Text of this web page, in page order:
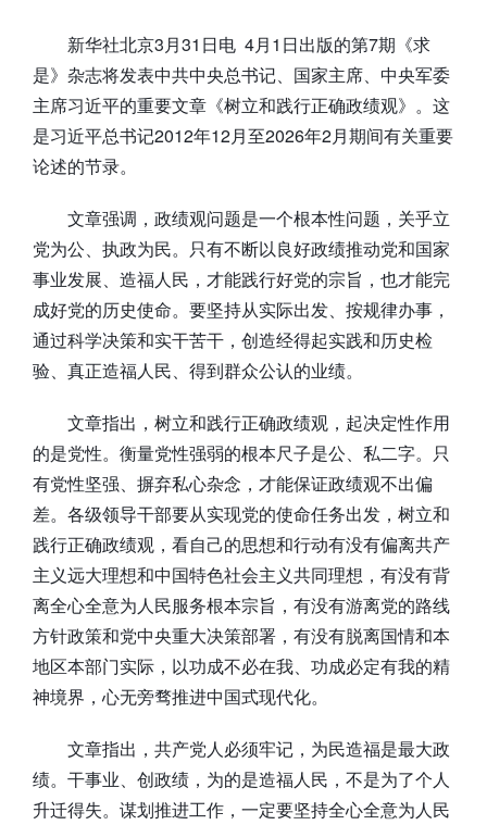
新华社北京3月31日电 4月1日出版的第7期《求
是》杂志将发表中共中央总书记、国家主席、中央军委
主席习近平的重要文章《树立和践行正确政绩观》。这
是习近平总书记2012年12月至2026年2月期间有关重要
论述的节录。
文章强调，政绩观问题是一个根本性问题，关乎立
党为公、执政为民。只有不断以良好政绩推动党和国家
事业发展、造福人民，才能践行好党的宗旨，也才能完
成好党的历史使命。要坚持从实际出发、按规律办事，
通过科学决策和实干苦干，创造经得起实践和历史检
验、真正造福人民、得到群众公认的业绩。
文章指出，树立和践行正确政绩观，起决定性作用
的是党性。衡量党性强弱的根本尺子是公、私二字。只
有党性坚强、摒弃私心杂念，才能保证政绩观不出偏
差。各级领导干部要从实现党的使命任务出发，树立和
践行正确政绩观，看自己的思想和行动有没有偏离共产
主义远大理想和中国特色社会主义共同理想，有没有背
离全心全意为人民服务根本宗旨，有没有游离党的路线
方针政策和党中央重大决策部署，有没有脱离国情和本
地区本部门实际，以功成不必在我、功成必定有我的精
神境界，心无旁骛推进中国式现代化。
文章指出，共产党人必须牢记，为民造福是最大政
绩。干事业、创政绩，为的是造福人民，不是为了个人
升迁得失。谋划推进工作，一定要坚持全心全意为人民